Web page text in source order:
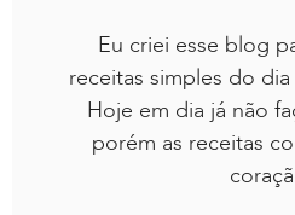
Eu criei esse blog
receitas simples do
Hoje em dia já não
porém as receitas